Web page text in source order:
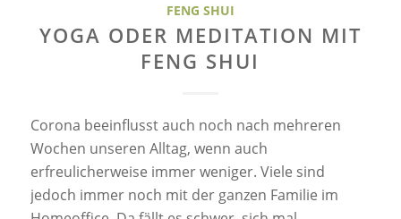
FENG SHUI
YOGA ODER MEDITATION MIT
FENG SHUI
Corona beeinflusst auch noch nach mehreren
Wochen unseren Alltag, wenn auch
erfreulicherweise immer weniger. Viele sind
jedoch immer noch mit der ganzen Familie im